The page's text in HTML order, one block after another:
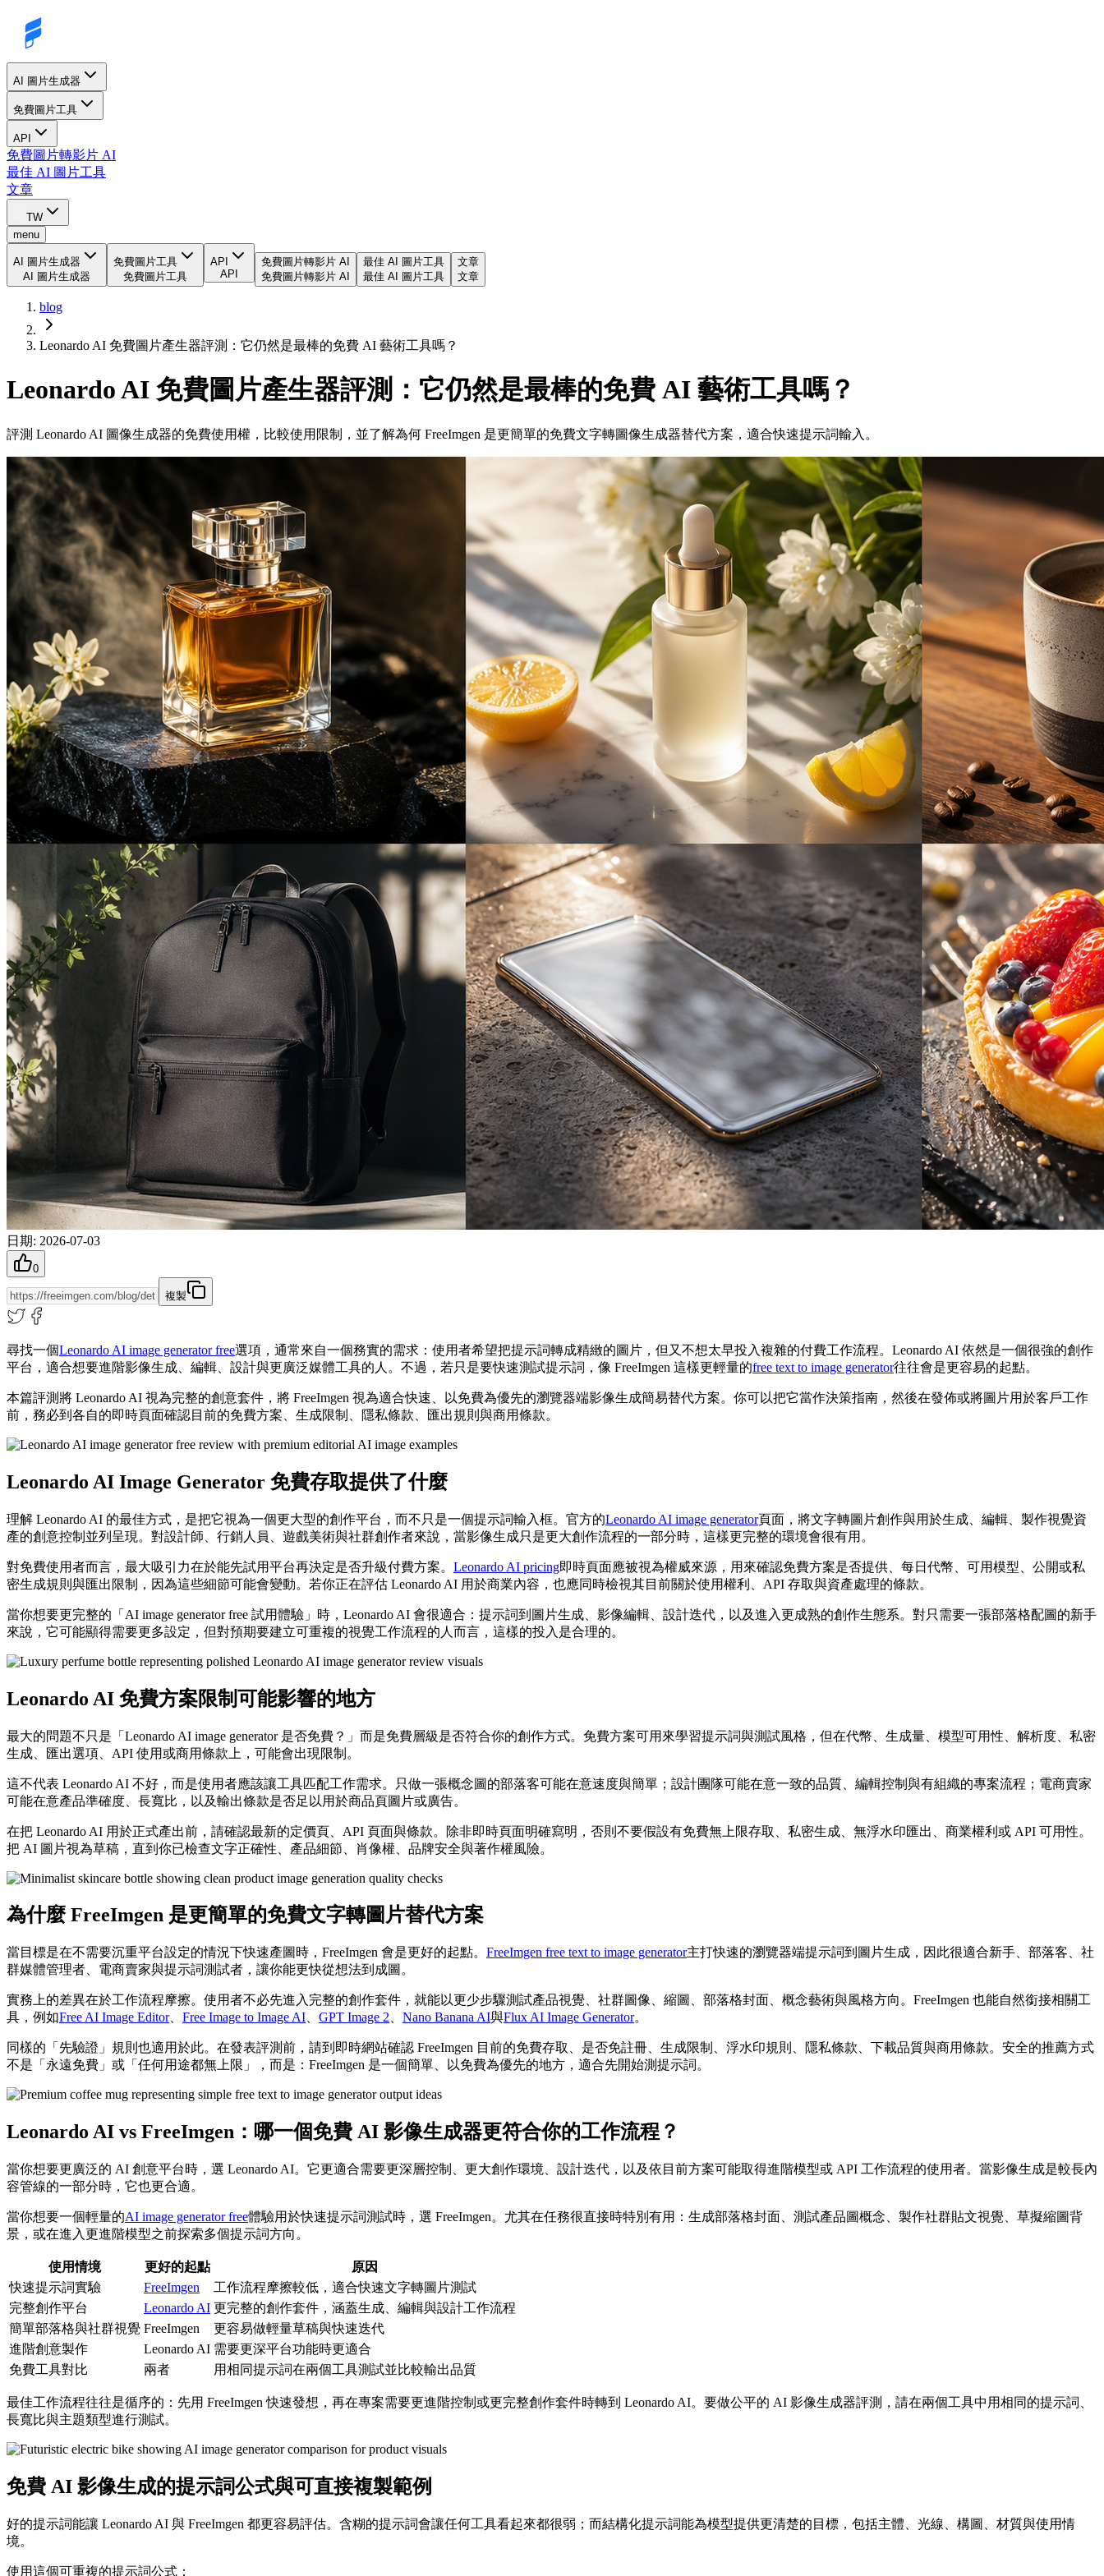
AI 圖片生成器
免費圖片工具
API
免費圖片轉影片 AI
最佳 AI 圖片工具
文章
TW
menu
AI 圖片生成器
AI 圖片生成器
免費圖片工具
免費圖片工具
API
API
免費圖片轉影片 AI
免費圖片轉影片 AI
最佳 AI 圖片工具
最佳 AI 圖片工具
文章
文章
blog
Leonardo AI 免費圖片產生器評測：它仍然是最棒的免費 AI 藝術工具嗎？
Leonardo AI 免費圖片產生器評測：它仍然是最棒的免費 AI 藝術工具嗎？
評測 Leonardo AI 圖像生成器的免費使用權，比較使用限制，並了解為何 FreeImgen 是更簡單的免費文字轉圖像生成器替代方案，適合快速提示詞輸入。
日期: 2026-07-03
0
複製
尋找一個Leonardo AI image generator free選項，通常來自一個務實的需求：使用者希望把提示詞轉成精緻的圖片，但又不想太早投入複雜的付費工作流程。Leonardo AI 依然是一個很強的創作
平台，適合想要進階影像生成、編輯、設計與更廣泛媒體工具的人。不過，若只是要快速測試提示詞，像 FreeImgen 這樣更輕量的free text to image generator往往會是更容易的起點。
本篇評測將 Leonardo AI 視為完整的創意套件，將 FreeImgen 視為適合快速、以免費為優先的瀏覽器端影像生成簡易替代方案。你可以把它當作決策指南，然後在發佈或將圖片用於客戶工作
前，務必到各自的即時頁面確認目前的免費方案、生成限制、隱私條款、匯出規則與商用條款。
Leonardo AI Image Generator 免費存取提供了什麼
理解 Leonardo AI 的最佳方式，是把它視為一個更大型的創作平台，而不只是一個提示詞輸入框。官方的Leonardo AI image generator頁面，將文字轉圖片創作與用於生成、編輯、製作視覺資
產的創意控制並列呈現。對設計師、行銷人員、遊戲美術與社群創作者來說，當影像生成只是更大創作流程的一部分時，這樣更完整的環境會很有用。
對免費使用者而言，最大吸引力在於能先試用平台再決定是否升級付費方案。 Leonardo AI pricing即時頁面應被視為權威來源，用來確認免費方案是否提供、每日代幣、可用模型、公開或私
密生成規則與匯出限制，因為這些細節可能會變動。若你正在評估 Leonardo AI 用於商業內容，也應同時檢視其目前關於使用權利、API 存取與資產處理的條款。
當你想要更完整的「AI image generator free 試用體驗」時，Leonardo AI 會很適合：提示詞到圖片生成、影像編輯、設計迭代，以及進入更成熟的創作生態系。對只需要一張部落格配圖的新手
來說，它可能顯得需要更多設定，但對預期要建立可重複的視覺工作流程的人而言，這樣的投入是合理的。
Leonardo AI 免費方案限制可能影響的地方
最大的問題不只是「Leonardo AI image generator 是否免費？」而是免費層級是否符合你的創作方式。免費方案可用來學習提示詞與測試風格，但在代幣、生成量、模型可用性、解析度、私密
生成、匯出選項、API 使用或商用條款上，可能會出現限制。
這不代表 Leonardo AI 不好，而是使用者應該讓工具匹配工作需求。只做一張概念圖的部落客可能在意速度與簡單；設計團隊可能在意一致的品質、編輯控制與有組織的專案流程；電商賣家
可能在意產品準確度、長寬比，以及輸出條款是否足以用於商品頁圖片或廣告。
在把 Leonardo AI 用於正式產出前，請確認最新的定價頁、API 頁面與條款。除非即時頁面明確寫明，否則不要假設有免費無上限存取、私密生成、無浮水印匯出、商業權利或 API 可用性。
把 AI 圖片視為草稿，直到你已檢查文字正確性、產品細節、肖像權、品牌安全與著作權風險。
為什麼 FreeImgen 是更簡單的免費文字轉圖片替代方案
當目標是在不需要沉重平台設定的情況下快速產圖時，FreeImgen 會是更好的起點。 FreeImgen free text to image generator主打快速的瀏覽器端提示詞到圖片生成，因此很適合新手、部落客、社
群媒體管理者、電商賣家與提示詞測試者，讓你能更快從想法到成圖。
實務上的差異在於工作流程摩擦。使用者不必先進入完整的創作套件，就能以更少步驟測試產品視覺、社群圖像、縮圖、部落格封面、概念藝術與風格方向。FreeImgen 也能自然銜接相關工
具，例如Free AI Image Editor、 Free Image to Image AI GPT Image 2 Nano Banana AI與Flux AI Image Generator。
同樣的「先驗證」規則也適用於此。在發表評測前，請到即時網站確認 FreeImgen 目前的免費存取、是否免註冊、生成限制、浮水印規則、隱私條款、下載品質與商用條款。安全的推薦方式
不是「永遠免費」或「任何用途都無上限」，而是：FreeImgen 是一個簡單、以免費為優先的地方，適合先開始測提示詞。
Leonardo AI vs FreeImgen：哪一個免費 AI 影像生成器更符合你的工作流程？
當你想要更廣泛的 AI 創意平台時，選 Leonardo AI。它更適合需要更深層控制、更大創作環境、設計迭代，以及依目前方案可能取得進階模型或 API 工作流程的使用者。當影像生成是較長內
容管線的一部分時，它也更合適。
當你想要一個輕量的AI image generator free體驗用於快速提示詞測試時，選 FreeImgen。尤其在任務很直接時特別有用：生成部落格封面、測試產品圖概念、製作社群貼文視覺、草擬縮圖背
景，或在進入更進階模型之前探索多個提示詞方向。
使用情境 更好的起點
原因
快速提示詞實驗
FreeImgen
工作流程摩擦較低，適合快速文字轉圖片測試
完整創作平台
Leonardo AI 更完整的創作套件，涵蓋生成、編輯與設計工作流程
簡單部落格與社群視覺 FreeImgen
更容易做輕量草稿與快速迭代
進階創意製作
Leonardo AI 需要更深平台功能時更適合
免費工具對比
兩者 用相同提示詞在兩個工具測試並比較輸出品質
最佳工作流程往往是循序的：先用 FreeImgen 快速發想，再在專案需要更進階控制或更完整創作套件時轉到 Leonardo AI。要做公平的 AI 影像生成器評測，請在兩個工具中用相同的提示詞、
長寬比與主題類型進行測試。
免費 AI 影像生成的提示詞公式與可直接複製範例
好的提示詞能讓 Leonardo AI 與 FreeImgen 都更容易評估。含糊的提示詞會讓任何工具看起來都很弱；而結構化提示詞能為模型提供更清楚的目標，包括主體、光線、構圖、材質與使用情
境。
使用這個可重複的提示詞公式：